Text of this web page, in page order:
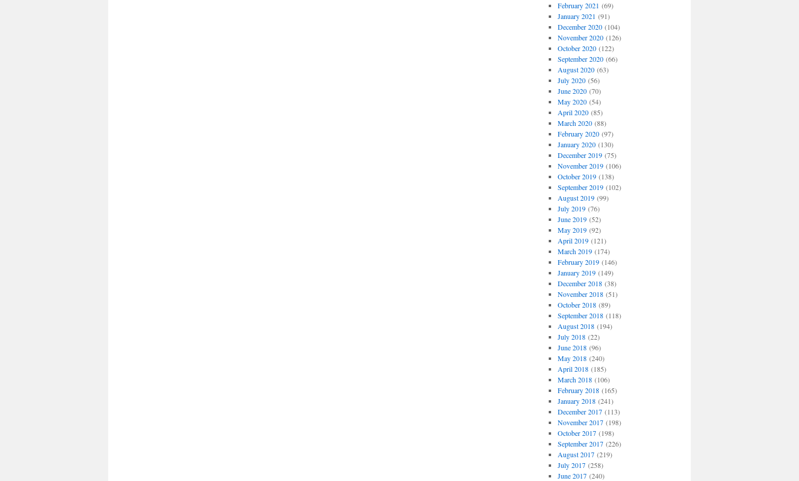
February 2021 (69)
January 2021 (91)
December 2020(104)
November 2020(126)
October 2020(122)
September 2020(66)
August 2020(63)
July 2020(56)
June 2020(70)
May 2020(54)
April 2020(85)
March 2020(88)
February 2020(97)
January 2020(130)
December 2019(75)
November 2019(106)
October 2019(138)
September 2019(102)
August 2019(99)
July 2019(76)
June 2019(52)
May 2019(92)
April 2019(121)
March 2019(174)
February 2019(146)
January 2019(149)
December 2018(38)
November 2018(51)
October 2018(89)
September 2018(118)
August 2018(194)
July 2018(22)
June 2018(96)
May 2018(240)
April 2018(185)
March 2018(106)
February 2018(165)
January 2018(241)
December 2017(113)
November 2017(198)
October 2017(198)
September 2017(226)
August 2017(219)
July 2017(258)
June 2017(240)